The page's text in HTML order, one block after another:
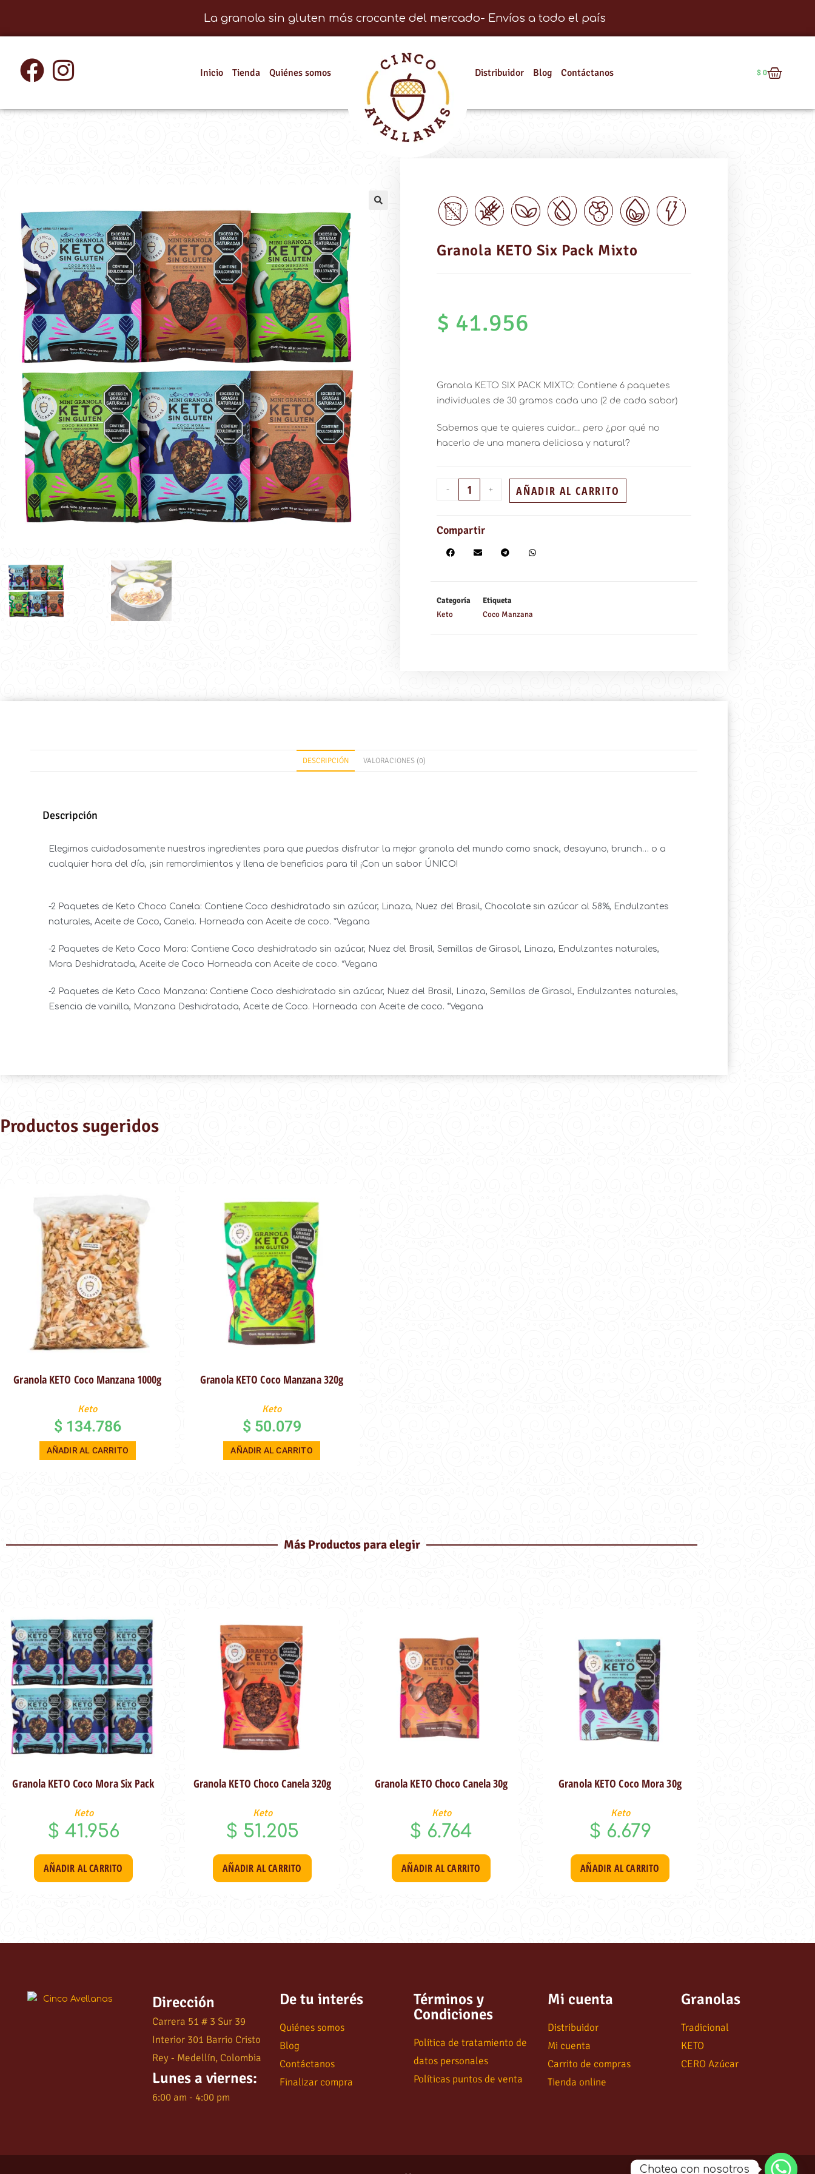
La granola sin gluten más crocante del mercado- Envíos a todo el país
Inicio Tienda Quiénes somos Distribuidor Blog Contáctanos $0
Granola KETO Six Pack Mixto
$ 41.956
Granola KETO SIX PACK MIXTO: Contiene 6 paquetes
individuales de 30 gramos cada uno (2 de cada sabor)
Sabemos que te quieres cuidar… pero ¿por qué no
hacerlo de una manera deliciosa y natural?
- + AÑADIR AL CARRITO
Compartir
Categoría
Keto
Etiqueta
Coco Manzana
DESCRIPCIÓN VALORACIONES (0)
Descripción
Elegimos cuidadosamente nuestros ingredientes para que puedas disfrutar la mejor granola del mundo como snack, desayuno, brunch… o a
cualquier hora del día, ¡sin remordimientos y llena de beneficios para ti! ¡Con un sabor ÚNICO!
-2 Paquetes de Keto Choco Canela: Contiene Coco deshidratado sin azúcar, Linaza, Nuez del Brasil, Chocolate sin azúcar al 58%, Endulzantes
naturales, Aceite de Coco, Canela. Horneada con Aceite de coco. *Vegana
-2 Paquetes de Keto Coco Mora: Contiene Coco deshidratado sin azúcar, Nuez del Brasil, Semillas de Girasol, Linaza, Endulzantes naturales,
Mora Deshidratada, Aceite de Coco Horneada con Aceite de coco. *Vegana
-2 Paquetes de Keto Coco Manzana: Contiene Coco deshidratado sin azúcar, Nuez del Brasil, Linaza, Semillas de Girasol, Endulzantes naturales,
Esencia de vainilla, Manzana Deshidratada, Aceite de Coco. Horneada con Aceite de coco. *Vegana
Productos sugeridos
Granola KETO Coco Manzana 1000g
Keto
$ 134.786
AÑADIR AL CARRITO
Granola KETO Coco Manzana 320g
Keto
$ 50.079
AÑADIR AL CARRITO
Más Productos para elegir
Granola KETO Coco Mora Six Pack
Keto
$ 41.956
AÑADIR AL CARRITO
Granola KETO Choco Canela 320g
Keto
$ 51.205
AÑADIR AL CARRITO
Granola KETO Choco Canela 30g
Keto
$ 6.764
AÑADIR AL CARRITO
Granola KETO Coco Mora 30g
Keto
$ 6.679
AÑADIR AL CARRITO
Dirección
Carrera 51 # 3 Sur 39
Interior 301 Barrio Cristo
Rey - Medellín, Colombia
Lunes a viernes:
6:00 am - 4:00 pm
De tu interés
Quiénes somos
Blog
Contáctanos
Finalizar compra
Términos y
Condiciones
Política de tratamiento de
datos personales
Políticas puntos de venta
Mi cuenta
Distribuidor
Mi cuenta
Carrito de compras
Tienda online
Granolas
Tradicional
KETO
CERO Azúcar
Chatea con nosotros